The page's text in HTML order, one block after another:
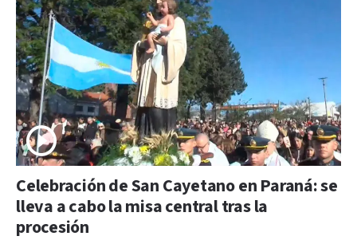
Celebración de San Cayetano en Paraná: se
lleva a cabo la misa central tras la
procesión